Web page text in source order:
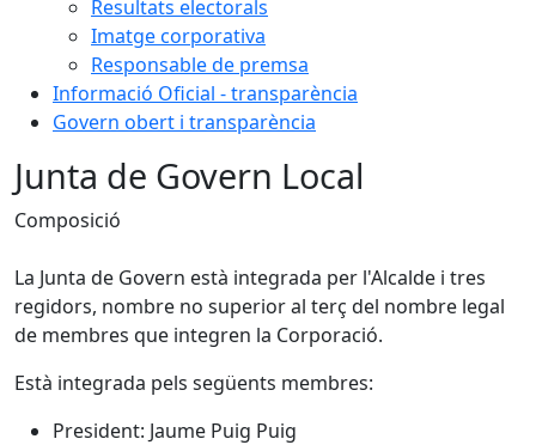
Resultats electorals
Imatge corporativa
Responsable de premsa
Informació Oficial - transparència
Govern obert i transparència
Junta de Govern Local
Composició
La Junta de Govern està integrada per l'Alcalde i tres
regidors, nombre no superior al terç del nombre legal
de membres que integren la Corporació.
Està integrada pels següents membres:
President: Jaume Puig Puig